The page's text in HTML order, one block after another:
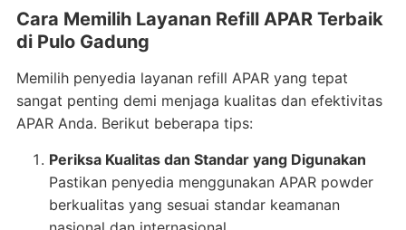
Cara Memilih Layanan Refill APAR Terbaik
di Pulo Gadung
Memilih penyedia layanan refill APAR yang tepat
sangat penting demi menjaga kualitas dan efektivitas
APAR Anda. Berikut beberapa tips:
Periksa Kualitas dan Standar yang Digunakan
Pastikan penyedia menggunakan APAR powder
berkualitas yang sesuai standar keamanan